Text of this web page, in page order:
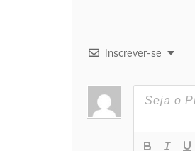
Inscrever-se